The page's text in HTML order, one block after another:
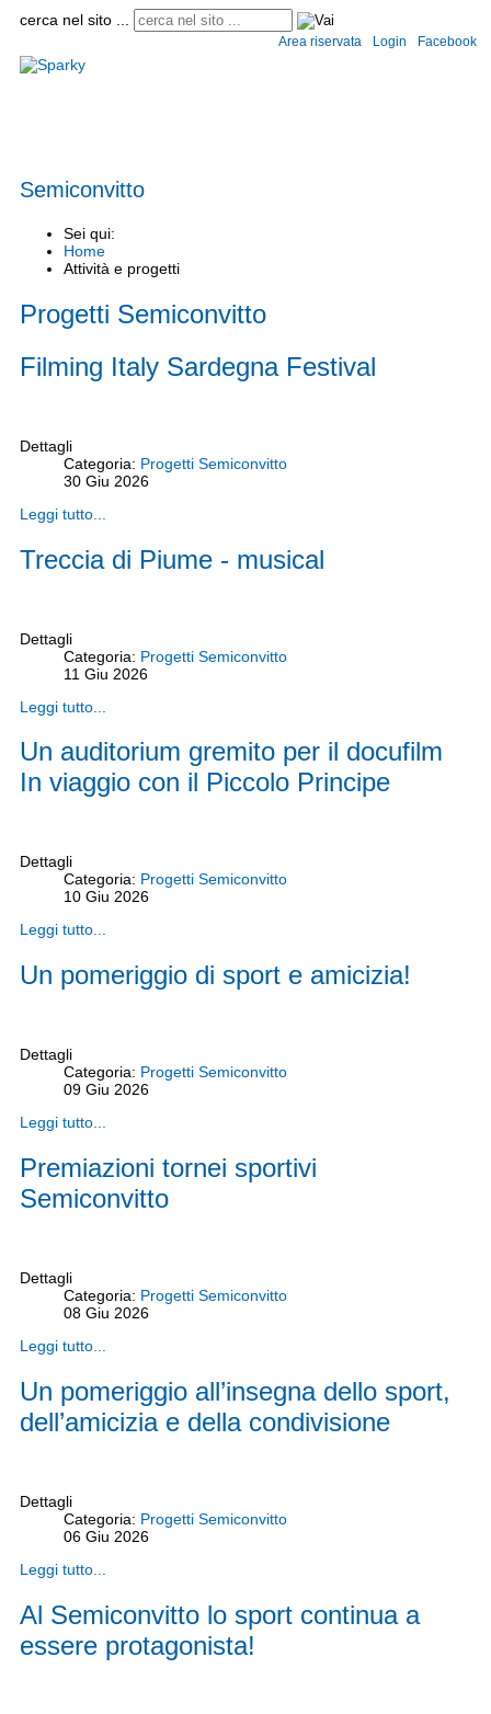
cerca nel sito ...
Area riservata Login Facebook
Semiconvitto
Sei qui:
Home
Attività e progetti
Progetti Semiconvitto
Filming Italy Sardegna Festival
Dettagli
Categoria: Progetti Semiconvitto
30 Giu 2026
Leggi tutto...
Treccia di Piume - musical
Dettagli
Categoria: Progetti Semiconvitto
11 Giu 2026
Leggi tutto...
Un auditorium gremito per il docufilm
In viaggio con il Piccolo Principe
Dettagli
Categoria: Progetti Semiconvitto
10 Giu 2026
Leggi tutto...
Un pomeriggio di sport e amicizia!
Dettagli
Categoria: Progetti Semiconvitto
09 Giu 2026
Leggi tutto...
Premiazioni tornei sportivi
Semiconvitto
Dettagli
Categoria: Progetti Semiconvitto
08 Giu 2026
Leggi tutto...
Un pomeriggio all’insegna dello sport,
dell’amicizia e della condivisione
Dettagli
Categoria: Progetti Semiconvitto
06 Giu 2026
Leggi tutto...
Al Semiconvitto lo sport continua a
essere protagonista!